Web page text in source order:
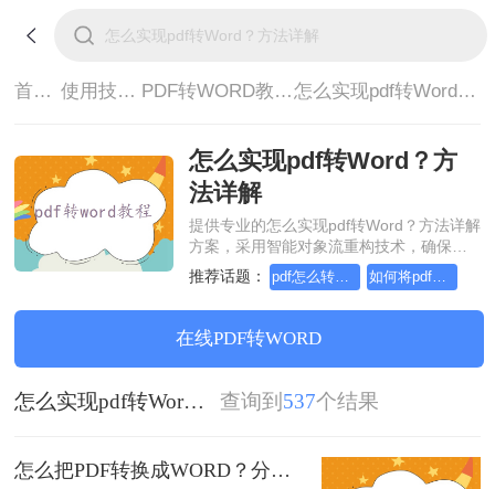
首页> 使用技巧> PDF转WORD教程> 怎么实现pdf转Word？方法详解
怎么实现pdf转Word？方
法详解
提供专业的怎么实现pdf转Word？方法详解
方案，采用智能对象流重构技术，确保文
档1:1高保真还原且排版不乱码。支持一键
批量处理，全链路 SSL 加密保障隐私安
全。助您快速实现怎么实现pdf转Word？方
法详解，无需安装，高效办公。
推荐话题： pdf怎么转换成word，图文教程分享
在线PDF转WORD
怎么实现pdf转Word？方法详解 查询到 537个结果
怎么把PDF转换成WORD？分享四种转换方法！